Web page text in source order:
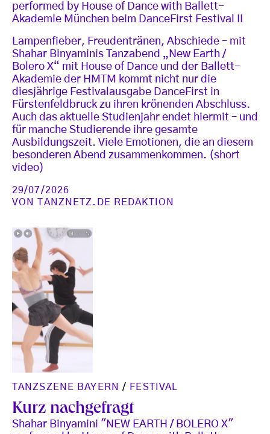
performed by House of Dance with Ballett-
Akademie München beim DanceFirst Festival II
Lampenfieber, Freudentränen, Abschiede – mit
Shahar Binyaminis Tanzabend „New Earth /
Bolero X“ mit House of Dance und der Ballett-
Akademie der HMTM kommt nicht nur die
diesjährige Festivalausgabe DanceFirst in
Fürstenfeldbruck zu ihren krönenden Abschluss.
Auch das aktuelle Studienjahr endet hiermit – und
für manche Studierende ihre gesamte
Ausbildungszeit. Viele Emotionen, die an diesem
besonderen Abend zusammenkommen. (short
video)
29/07/2026
VON
TANZNETZ.DE REDAKTION
TANZSZENE BAYERN / FESTIVAL
Kurz nachgefragt
Shahar Binyamini "NEW EARTH / BOLERO X"